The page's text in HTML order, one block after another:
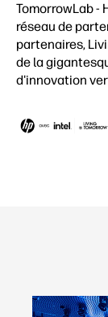
TomorrowLab -
réseau de
partenaires,
de la
d'innovation